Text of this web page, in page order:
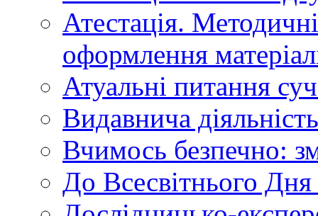
Атестація.
оформлення
Атуальні питання
Видавнича діяльність
Вчимось безпечно:
До Всесвітнього Дня